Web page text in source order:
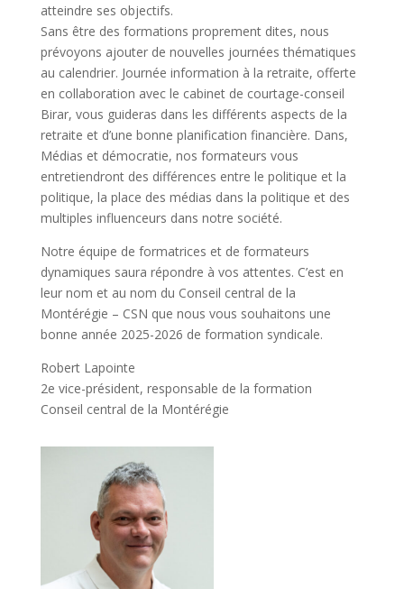
atteindre ses objectifs.
Sans être des formations proprement dites, nous
prévoyons ajouter de nouvelles journées thématiques
au calendrier. Journée information à la retraite, offerte
en collaboration avec le cabinet de courtage-conseil
Birar, vous guideras dans les différents aspects de la
retraite et d’une bonne planification financière. Dans,
Médias et démocratie, nos formateurs vous
entretiendront des différences entre le politique et la
politique, la place des médias dans la politique et des
multiples influenceurs dans notre société.
Notre équipe de formatrices et de formateurs
dynamiques saura répondre à vos attentes. C’est en
leur nom et au nom du Conseil central de la
Montérégie – CSN que nous vous souhaitons une
bonne année 2025-2026 de formation syndicale.
Robert Lapointe
2e vice-président, responsable de la formation
Conseil central de la Montérégie